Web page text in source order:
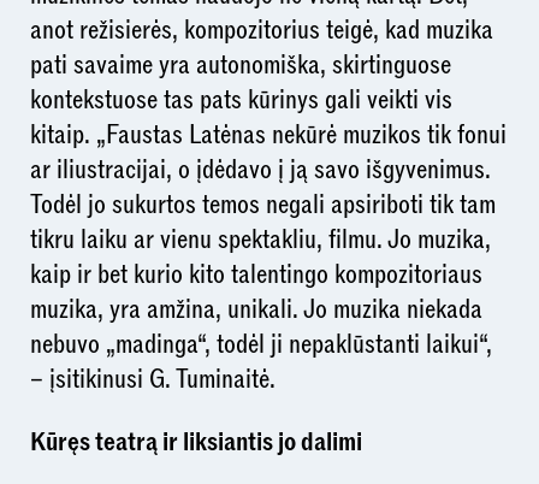
anot režisierės, kompozitorius teigė, kad muzika
pati savaime yra autonomiška, skirtinguose
kontekstuose tas pats kūrinys gali veikti vis
kitaip. „Faustas Latėnas nekūrė muzikos tik fonui
ar iliustracijai, o įdėdavo į ją savo išgyvenimus.
Todėl jo sukurtos temos negali apsiriboti tik tam
tikru laiku ar vienu spektakliu, filmu. Jo muzika,
kaip ir bet kurio kito talentingo kompozitoriaus
muzika, yra amžina, unikali. Jo muzika niekada
nebuvo „madinga“, todėl ji nepaklūstanti laikui“,
– įsitikinusi G. Tuminaitė.
Kūręs teatrą ir liksiantis jo dalimi